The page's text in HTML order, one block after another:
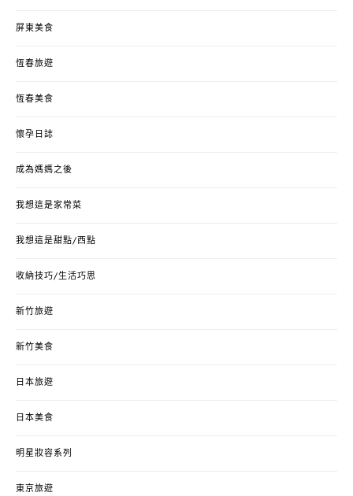
屏東美食
恆春旅遊
恆春美食
懷孕日誌
成為媽媽之後
我想這是家常菜
我想這是甜點/西點
收納技巧/生活巧思
新竹旅遊
新竹美食
日本旅遊
日本美食
明星妝容系列
東京旅遊